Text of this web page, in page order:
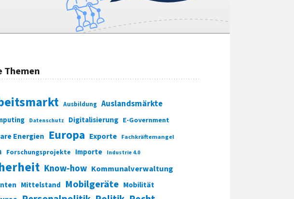
Themen
Ausbildung Auslandsmärkte
Datenschutz Digitalisierung E-Government
Energien Europa Exporte Fachkräftemangel
Forschungsprojekte Importe Industrie 4.0
Know-how Kommunalverwaltung
Mittelstand Mobilgeräte Mobilität